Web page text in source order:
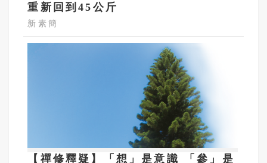
重新回到45公斤
新素簡
【禪修釋疑】「想」是意識 「參」是